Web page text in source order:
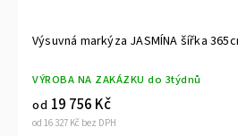
markýza JASMÍNA šířka 365cm
NA ZAKÁZKU do 3týdnů
327 Kč bez DPH
19 756 Kč